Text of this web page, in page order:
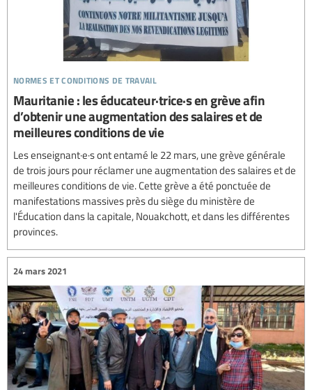
normes et conditions de travail
Mauritanie : les éducateur·trice·s en grève afin
d’obtenir une augmentation des salaires et de
meilleures conditions de vie
Les enseignant·e·s ont entamé le 22 mars, une grève générale
de trois jours pour réclamer une augmentation des salaires et de
meilleures conditions de vie. Cette grève a été ponctuée de
manifestations massives près du siège du ministère de
l'Éducation dans la capitale, Nouakchott, et dans les différentes
provinces.
24 mars 2021